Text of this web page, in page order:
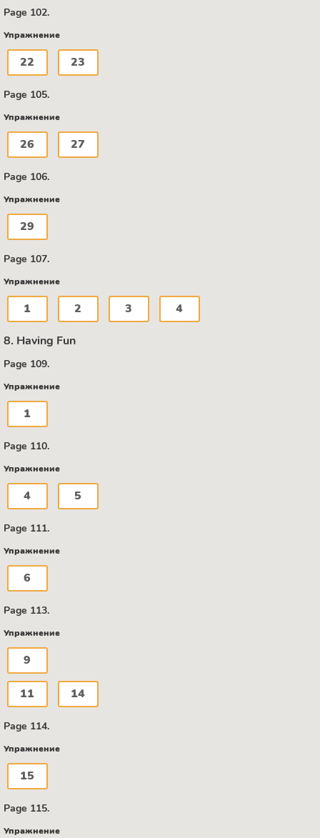
Page 102.
Упражнение
22 23
Page 105.
Упражнение
26 27
Page 106.
Упражнение
29
Page 107.
Упражнение
1 2 3 4
8. Having Fun
Page 109.
Упражнение
1
Page 110.
Упражнение
4 5
Page 111.
Упражнение
6
Page 113.
Упражнение
9
11 14
Page 114.
Упражнение
15
Page 115.
Упражнение